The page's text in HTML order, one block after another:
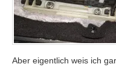
Aber eigentlich weis ich